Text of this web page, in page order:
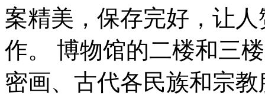
案精美，保存完好，让
作。 博物馆的二楼和三
密画、古代各民族和宗